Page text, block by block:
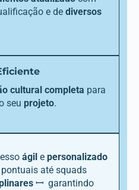
e de diversos
cultural completa para
seu projeto.
ágil e personalizado
até squads
ꟷ garantindo